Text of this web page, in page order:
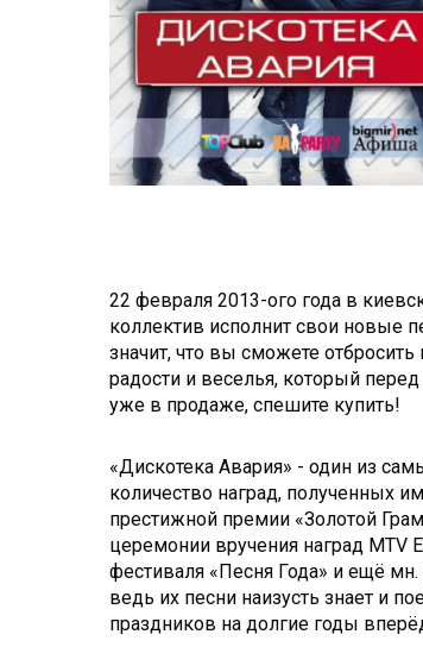
22 февраля 2013-ого года в
коллектив исполнит свои новые
значит, что вы сможете
радости и веселья, который
уже в продаже, спешите купить!
«Дискотека Авария» - один из
количество наград, полученных
престижной премии «Золотой
церемонии вручения наград MTV
фестиваля «Песня Года» и ещё
ведь их песни наизусть знает и
праздников на долгие годы